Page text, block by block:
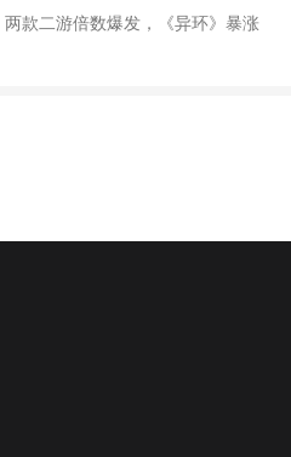
款二游倍数爆发，《异环》暴涨